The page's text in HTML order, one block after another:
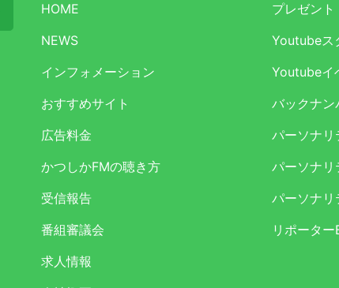
HOME
NEWS
インフォメーション
おすすめサイト
広告料金
かつしかFMの聴き方
受信報告
番組審議会
求人情報
プレゼント
Youtubeス
Youtubeイ
バックナン
パーソナ
パーソナ
パーソナ
リポーター